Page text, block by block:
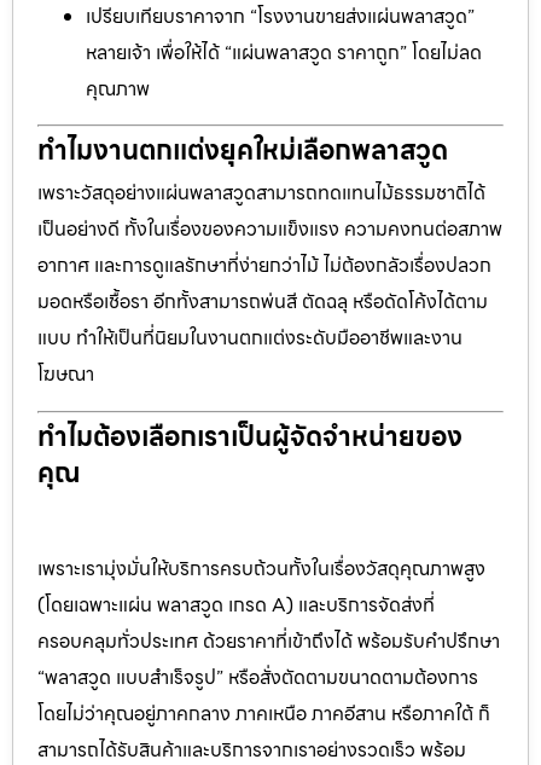
เปรียบเทียบราคาจาก “โรงงานขายส่งแผ่นพลาสวูด”
หลายเจ้า เพื่อให้ได้ “แผ่นพลาสวูด ราคาถูก” โดยไม่ลด
คุณภาพ
ทำไมงานตกแต่งยุคใหม่เลือกพลาสวูด
เพราะวัสดุอย่างแผ่นพลาสวูดสามารถทดแทนไม้ธรรมชาติได้
เป็นอย่างดี ทั้งในเรื่องของความแข็งแรง ความคงทนต่อสภาพ
อากาศ และการดูแลรักษาที่ง่ายกว่าไม้ ไม่ต้องกลัวเรื่องปลวก
มอดหรือเชื้อรา อีกทั้งสามารถพ่นสี ตัดฉลุ หรือดัดโค้งได้ตาม
แบบ ทำให้เป็นที่นิยมในงานตกแต่งระดับมืออาชีพและงาน
โฆษณา
ทำไมต้องเลือกเราเป็นผู้จัดจำหน่ายของ
คุณ
เพราะเรามุ่งมั่นให้บริการครบถ้วนทั้งในเรื่องวัสดุคุณภาพสูง
(โดยเฉพาะแผ่น พลาสวูด เกรด A) และบริการจัดส่งที่
ครอบคลุมทั่วประเทศ ด้วยราคาที่เข้าถึงได้ พร้อมรับคำปรึกษา
“พลาสวูด แบบสำเร็จรูป” หรือสั่งตัดตามขนาดตามต้องการ
โดยไม่ว่าคุณอยู่ภาคกลาง ภาคเหนือ ภาคอีสาน หรือภาคใต้ ก็
สามารถได้รับสินค้าและบริการจากเราอย่างรวดเร็ว พร้อม